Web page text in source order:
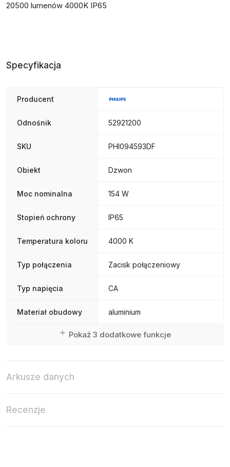
20500 lumenów 4000K IP65
Specyfikacja
Producent
Odnośnik 52921200
SKU PHI094593DF
Obiekt Dzwon
Moc nominalna 154 W
Stopień ochrony IP65
Temperatura koloru 4000 K
Typ połączenia Zacisk połączeniowy
Typ napięcia CA
Materiał obudowy aluminium
Pokaż 3 dodatkowe funkcje
Arkusze danych
Recenzje